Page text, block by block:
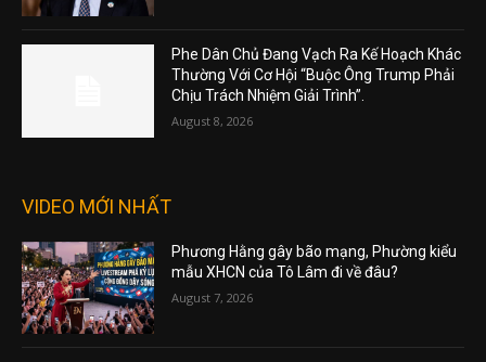
Phe Dân Chủ Đang Vạch Ra Kế Hoạch Khác
Thường Với Cơ Hội “Buộc Ông Trump Phải
Chịu Trách Nhiệm Giải Trình”.
August 8, 2026
VIDEO MỚI NHẤT
Phương Hằng gây bão mạng, Phường kiểu
mẫu XHCN của Tô Lâm đi về đâu?
August 7, 2026